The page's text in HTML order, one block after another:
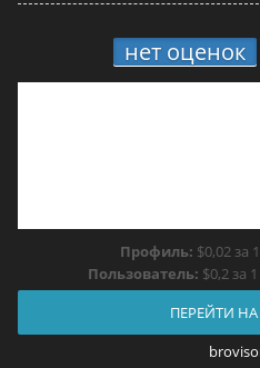
нет оценок
Профиль: $0,02 за
Пользователь: $0,2 за
ПЕРЕЙТИ НА